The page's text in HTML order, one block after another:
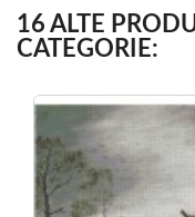
16 ALTE
CATEGORIE: